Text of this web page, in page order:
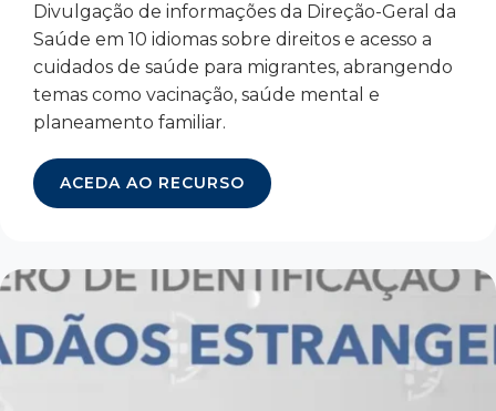
Divulgação de informações da Direção-Geral da
Saúde em 10 idiomas sobre direitos e acesso a
cuidados de saúde para migrantes, abrangendo
temas como vacinação, saúde mental e
planeamento familiar.
ACEDA AO RECURSO